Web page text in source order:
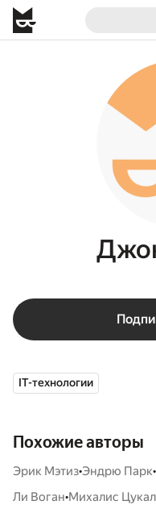
IT-технологии
Похожие авторы
Эрик Мэтиз•Эндрю Парк•
Ли Воган•Михалис